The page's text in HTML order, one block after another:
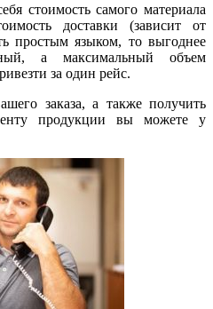
стоимость самого материала
доставки (зависит от
простым языком, то выгоднее
а максимальный объем
за один рейс.
заказа, а также получить
продукции вы можете у